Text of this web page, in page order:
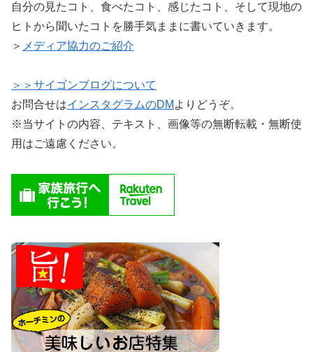
自分の見たコト、食べたコト、感じたコト、そして現地の
ヒトから聞いたコトを勝手気ままに書いていきます。
＞ メディア協力のご紹介
＞＞サイゴンブログについて
お問合せはインスタグラムのDM よりどうぞ。
※当サイトの内容、テキスト、画像等の無断転載・無断使
用はご遠慮ください。